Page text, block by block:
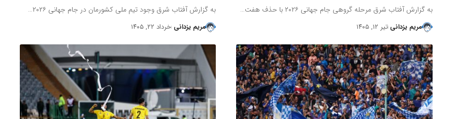
به گزارش آفتاب شرق مرحله گروهی جام جهانی ۲۰۲۶ با حذف هفت…
مریم یزدانی تیر ۱۲, ۱۴۰۵
به گزارش آفتاب شرق وجود تیم ملی کشورمان در جام جهانی ۲۰۲۶…
مریم یزدانی خرداد ۲۲, ۱۴۰۵